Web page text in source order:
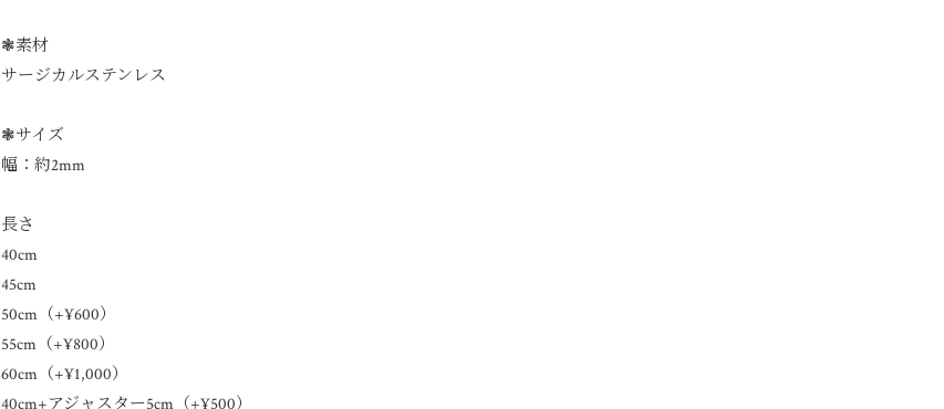
❃素材
サージカルステンレス
❃サイズ
幅：約2mm
長さ
40cm
45cm
50cm（+¥600）
55cm（+¥800）
60cm（+¥1,000）
40cm+アジャスター5cm（+¥500）